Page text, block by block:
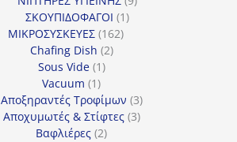
ΣΚΟΥΠΙΔΟΦΑΓΟΙ 11
ΜΙΚΡΟΣΥΣΚΕΥΕΣ 162162
Chafing Dish 22
Sous Vide 11
Vacuum 11
προϊόν
Αποξηραντές Τροφίμων 33
προϊόντα
Αποχυμωτές & Στίφτες 33
Βαφλιέρες 22